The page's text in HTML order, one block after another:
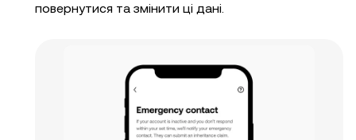
повернутися та змінити ці дані.